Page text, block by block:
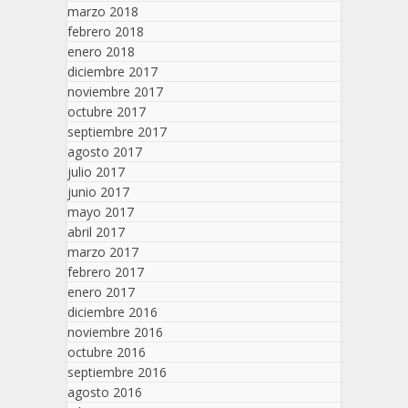
marzo 2018
febrero 2018
enero 2018
diciembre 2017
noviembre 2017
octubre 2017
septiembre 2017
agosto 2017
julio 2017
junio 2017
mayo 2017
abril 2017
marzo 2017
febrero 2017
enero 2017
diciembre 2016
noviembre 2016
octubre 2016
septiembre 2016
agosto 2016